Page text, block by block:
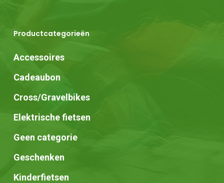
Productcategorieën
Accessoires
Cadeaubon
Cross/Gravelbikes
Elektrische fietsen
Geen categorie
Geschenken
Kinderfietsen